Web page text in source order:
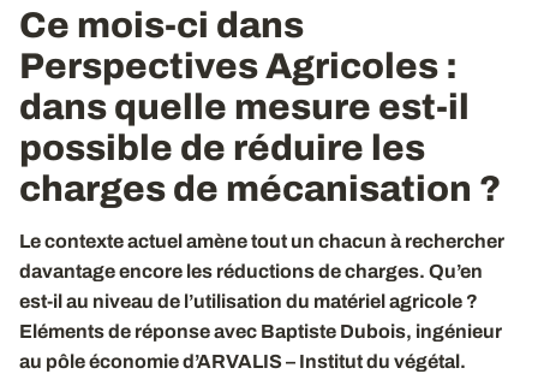
Ce mois-ci dans
Perspectives Agricoles :
dans quelle mesure est-il
possible de réduire les
charges de mécanisation ?
Le contexte actuel amène tout un chacun à rechercher
davantage encore les réductions de charges. Qu’en
est-il au niveau de l’utilisation du matériel agricole ?
Eléments de réponse avec Baptiste Dubois, ingénieur
au pôle économie d’ARVALIS – Institut du végétal.